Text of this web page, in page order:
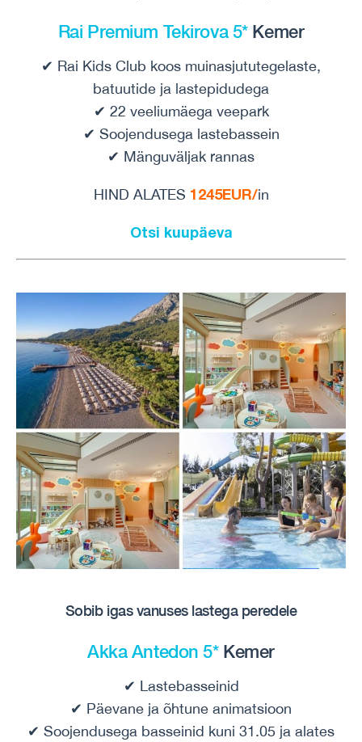
Rai Premium Tekirova 5*Kemer
✔ Rai Kids Club koos muinasjututegelaste,
batuutide ja lastepidudega
✔ 22 veeliumäega veepark
✔ Soojendusega lastebassein
✔ Mänguväljak rannas
HIND ALATES 1245EUR/in
Otsi kuupäeva
Sobib igas vanuses lastega peredele
Akka Antedon 5*Kemer
✔ Lastebasseinid
✔ Päevane ja õhtune animatsioon
✔ Soojendusega basseinid kuni 31.05 ja alates